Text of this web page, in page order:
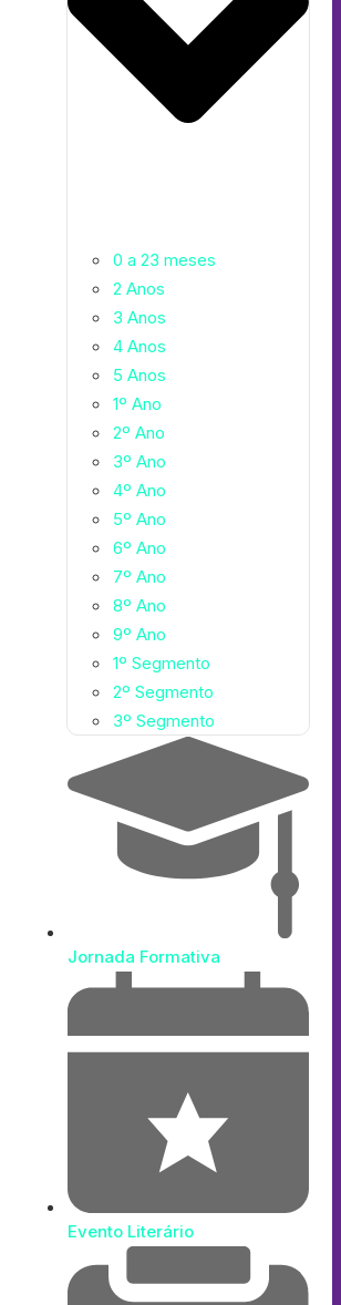
0 a 23 meses
2 Anos
3 Anos
4 Anos
5 Anos
1º Ano
2º Ano
3º Ano
4º Ano
5º Ano
6º Ano
7º Ano
8º Ano
9º Ano
1º Segmento
2º Segmento
3º Segmento
Jornada Formativa
Evento Literário